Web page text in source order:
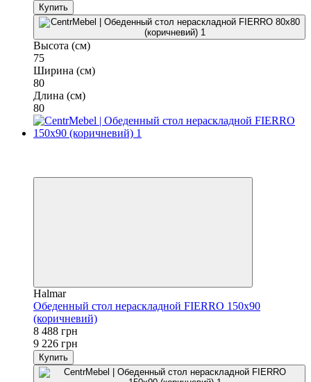
Купить
Высота (см)
75
Ширина (см)
80
Длина (см)
80
Halmar
Обеденный стол нераскладной FIERRO 150х90
(коричневий)
8 488 грн
9 226 грн
Купить